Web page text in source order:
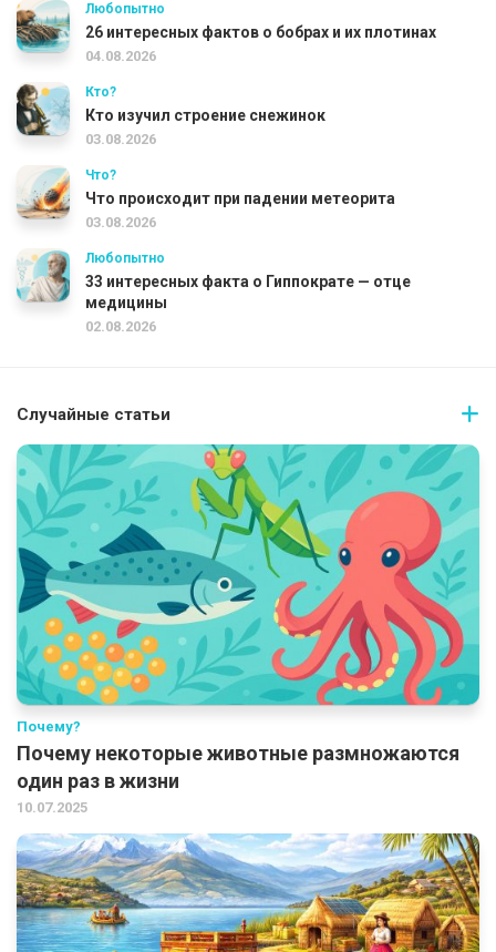
Любопытно
26 интересных фактов о бобрах и их плотинах
04.08.2026
Кто?
Кто изучил строение снежинок
03.08.2026
Что?
Что происходит при падении метеорита
03.08.2026
Любопытно
33 интересных факта о Гиппократе — отце
медицины
02.08.2026
Случайные статьи
Почему?
Почему некоторые животные размножаются
один раз в жизни
10.07.2025